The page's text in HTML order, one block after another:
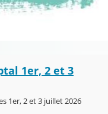
1er, 2 et 3
1er, 2 et 3 juillet 2026